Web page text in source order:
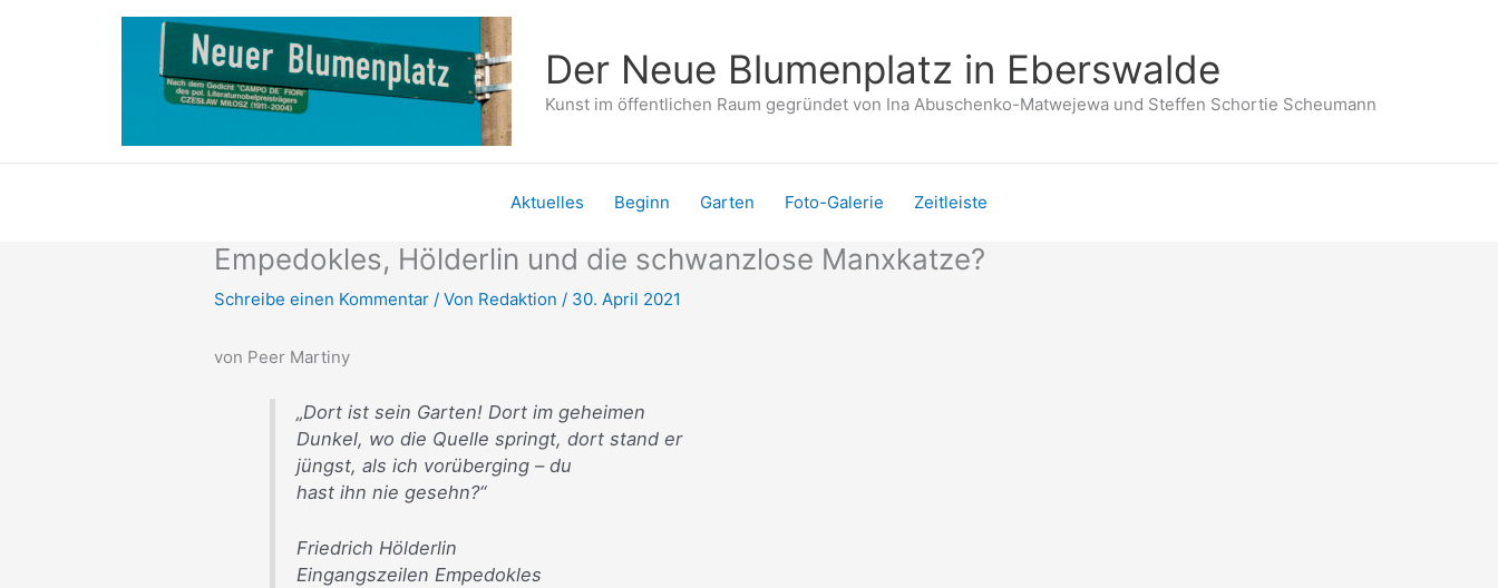
Der Neue Blumenplatz in Eberswalde
Kunst im öffentlichen Raum gegründet von Ina Abuschenko-Matwejewa und Steffen Schortie Scheumann
Aktuelles Beginn Garten Foto-Galerie Zeitleiste
Empedokles, Hölderlin und die schwanzlose Manxkatze?
Schreibe einen Kommentar / Von Redaktion / 30. April 2021
von Peer Martiny
„Dort ist sein Garten! Dort im geheimen
Dunkel, wo die Quelle springt, dort stand er
jüngst, als ich vorüberging – du
hast ihn nie gesehn?“
Friedrich Hölderlin
Eingangszeilen Empedokles